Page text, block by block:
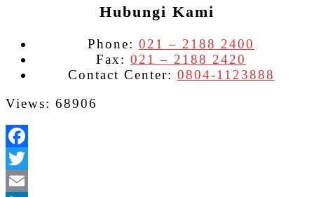
Hubungi Kami
Phone: 021 – 2188 2400
Fax: 021 – 2188 2420
Contact Center: 0804-1123888
Views: 68906
Facebook
Twitter